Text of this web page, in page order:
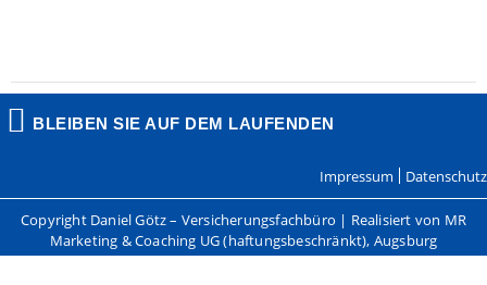
BLEIBEN SIE AUF DEM LAUFENDEN
Impressum Datenschutz
Copyright Daniel Götz – Versicherungsfachbüro | Realisiert von MR
Marketing & Coaching UG (haftungsbeschränkt), Augsburg